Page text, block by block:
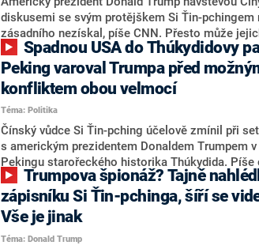
diskusemi se svým protějškem Si Ťin-pchingem
zásadního nezískal, píše CNN. Přesto může
setkání ovlivnit budoucí směřování americko-
vztahů, které zůstávají napjaté zejména kvůli
technologiím a hlavně – otázce Tchaj-wanu. Ta
zůstává pro Peking i Washington nejcitlivějším
celého vztahu a potenciálním zdrojem budoucí
eskalace napětí mezi oběma velmocemi.
Peking varoval Trumpa před
konfliktem obou velmocí
Téma: Politika
Čínský vůdce Si Ťin-pching účelově zmínil při
s americkým prezidentem Donaldem Trumpem v
Pekingu starořeckého historika Thúkydida. Píše
deník The Guardian. Mezi USA a Čínou
roste napětí a Si Ťin-pching vytáhl z dávné
minulosti tragický konflikt, aby obrátil pozornost
to, zda jsou obě mocnosti schopné překonat
navázat přátelské vztahy.
zápisníku Si Ťin-pchinga, šíří se
Vše je jinak
Téma: Donald Trump